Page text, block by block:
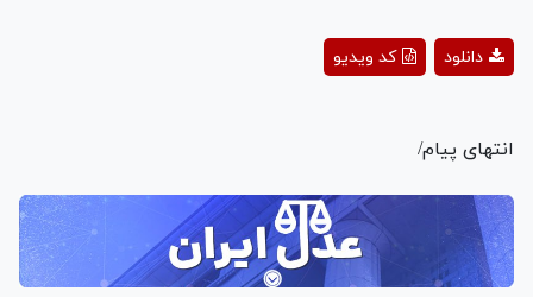
Playکد ویدیو دانلود
انتهای پیام/